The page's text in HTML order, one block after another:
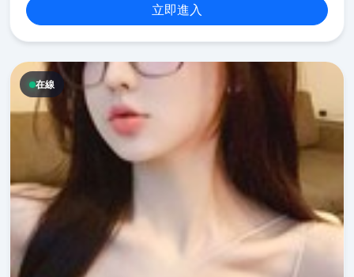
立即進入
在線